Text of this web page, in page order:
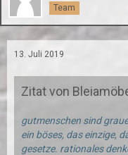
Team
13. Juli 2019
Zitat von
gutmenschen sind
ein böses, das einzige,
gesetze. rationales